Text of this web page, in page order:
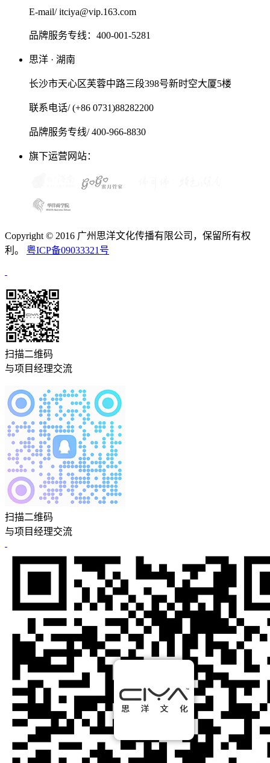
E-mail/ itciya@vip.163.com
品牌服务专线：400-001-5281
思洋 · 湖南
长沙市天心区芙蓉中路三段398号新时空大厦5楼
联系电话/ (+86 0731)88282200
品牌服务专线/ 400-966-8830
旗下运营网站：
Copyright © 2016 广州思洋文化传播有限公司，保留所有权
利。 粤ICP备09033321号
扫描二维码
与项目经理交流
扫描二维码
与项目经理交流